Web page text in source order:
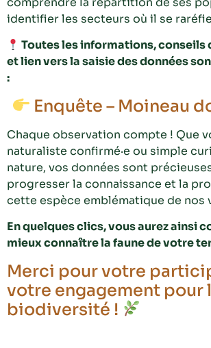
identifier les secteurs où il se
Toutes les informations, conseils
et lien vers la saisie des données
:
Enquête – Moineau
Chaque observation compte ! Que
naturaliste confirmé·e ou simple
nature, vos données sont
progresser la connaissance et la
cette espèce emblématique de nos
En quelques clics, vous aurez ainsi
mieux connaître la faune de votre
Merci pour votre
votre engagement pour
biodiversité !